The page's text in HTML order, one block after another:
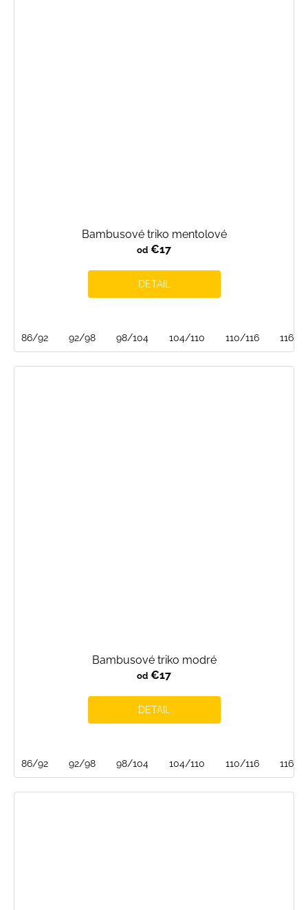
Bambusové triko mentolové
od €17
DETAIL
86/92 92/98 98/104 104/110 110/116 116/
Bambusové triko modré
od €17
DETAIL
86/92 92/98 98/104 104/110 110/116 116/